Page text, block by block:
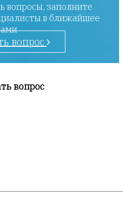
вопросы, заполните
в ближайшее
вопрос
вопрос